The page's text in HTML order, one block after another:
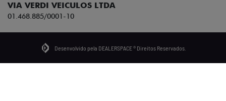
VIA VERDI VEICULOS LTDA
01.468.885/0001-10
Desenvolvido pela DEALERSPACE ® Direitos Reservados.